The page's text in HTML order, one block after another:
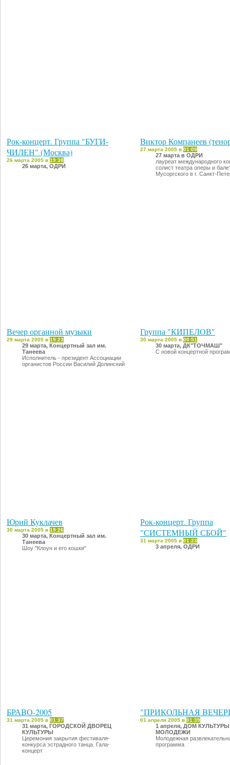
Рок-концерт. Группа "БУГИ-
ЧИЛЕН" (Москва)
26 марта 2005 в 19:38
26 марта, ОДРИ
Виктор Компанеев
27 марта 2005 в 01:09
27 марта в ОДРИ
лауреат международного
солист театра оперы и
Мусоргского в г. Санкт-
Вечер органной музыки
29 марта 2005 в 19:23
29 марта, Концертный зал им.
Танеева
Исполнитель - президент Ассоциации
органистов России Василий Долинский
Группа "КИПЕЛОВ"
30 марта 2005 в 00:51
30 марта, ДК"ТОЧМАШ"
С новой концертной
Юрий Куклачев
30 марта 2005 в 19:26
30 марта, Концертный зал им.
Танеева
Шоу "Клоун и его кошки"
Рок-концерт. Группа
"СИСТЕМНЫЙ СБОЙ"
31 марта 2005 в 01:23
3 апреля, ОДРИ
БРАВО-2005
31 марта 2005 в 01:37
31 марта, ГОРОДСКОЙ ДВОРЕЦ
КУЛЬТУРЫ
Церемония закрытия фестиваля-
конкурса эстрадного танца. Гала-
концерт
"ПРИКОЛЬНАЯ
01 апреля 2005 в 01:39
1 апреля, ДОМ КУЛЬТУРЫ
МОЛОДЕЖИ
Молодежная
программа